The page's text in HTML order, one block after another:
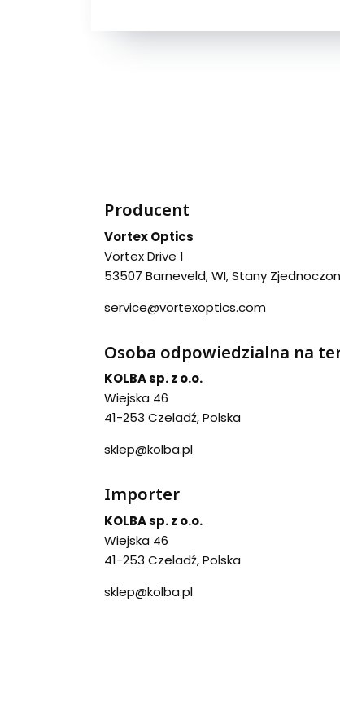
Producent
Vortex Optics
Vortex Drive 1
53507 Barneveld, WI, Stany
service@vortexoptics.com
Osoba odpowiedzialna na
KOLBA sp. z o.o.
Wiejska 46
41-253 Czeladź, Polska
sklep@kolba.pl
Importer
KOLBA sp. z o.o.
Wiejska 46
41-253 Czeladź, Polska
sklep@kolba.pl